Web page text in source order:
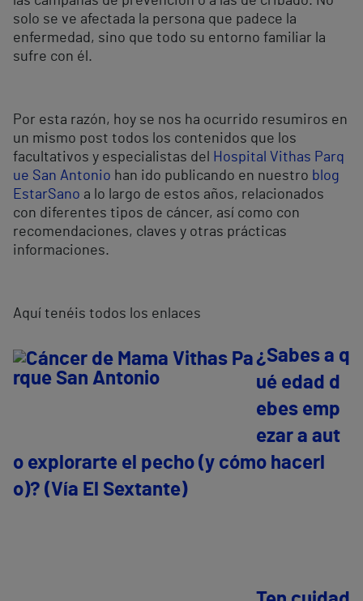
solo se ve afectada la persona que padece la
enfermedad, sino que todo su entorno familiar la
sufre con él.
Por esta razón, hoy se nos ha ocurrido resumiros en
un mismo post todos los contenidos que los
facultativos y especialistas del
Hospital Vithas Parq
ue San Antonio han ido publicando en nuestro blog
EstarSano a lo largo de estos años, relacionados
con diferentes tipos de cáncer, así como con
recomendaciones, claves y otras prácticas
informaciones.
Aquí tenéis todos los enlaces
¿Sabes a q
ué edad d
ebes emp
ezar a aut
o explorarte el pecho (y cómo hacerl
o)? (Vía El Sextante)